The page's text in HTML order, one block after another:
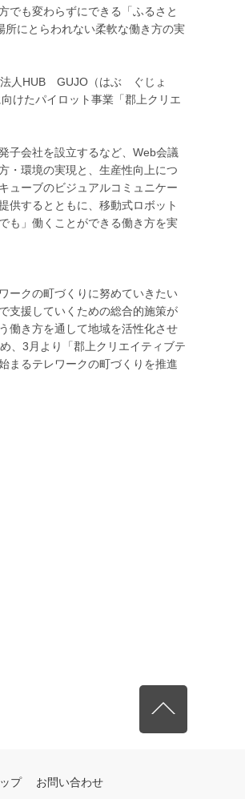
でも変わらずにできる「ふるさと
にとらわれない柔軟な働き方の実
法人HUB GUJO（はぶ ぐじょ
けたパイロット事業「郡上クリエ
子会社を設立するなど、Web会議
・環境の実現と、生産性向上につ
ューブのビジュアルコミュニケー
供するとともに、移動式ロボット
も」働くことができる働き方を実
ークの町づくりに努めていきたい
支援していくための総合的施策が
働き方を通して地域を活性化させ
、3月より「郡上クリエイティブテ
まるテレワークの町づくりを推進
プ お問い合わせ